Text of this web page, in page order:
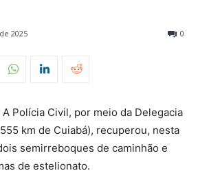
0
2025
A Polícia Civil, por meio da Delegacia
km de Cuiabá), recuperou, nesta
semirreboques de caminhão e
de estelionato.